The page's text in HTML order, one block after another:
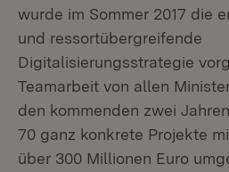
wurde im Sommer 2017 die
und ressortübergreifende
Digitalisierungsstrategie
Teamarbeit von allen
den kommenden zwei
70 ganz konkrete Projekte
über 300 Millionen Euro